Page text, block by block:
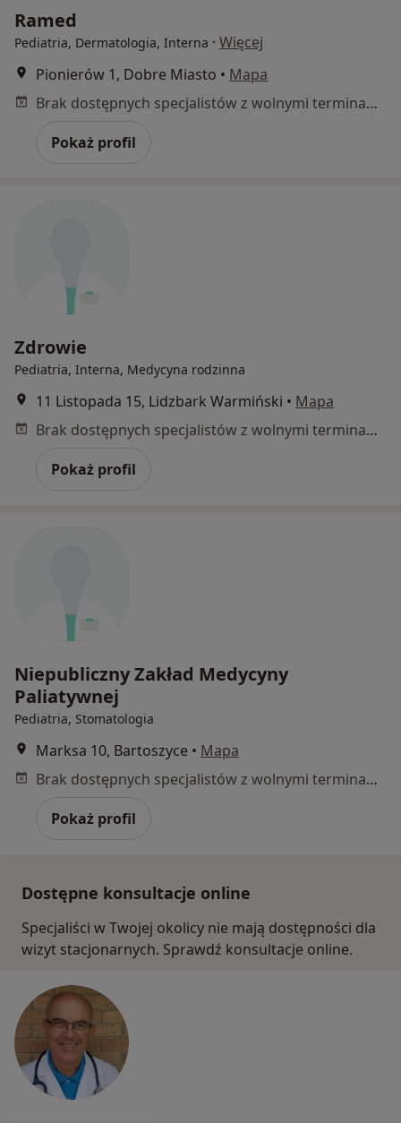
Ramed
Pediatria, Dermatologia, Interna · Więcej
Pionierów 1, Dobre Miasto • Mapa
Brak dostępnych specjalistów z wolnymi terminami w tym centrum medycznym.
Pokaż profil
Zdrowie
Pediatria, Interna, Medycyna rodzinna
11 Listopada 15, Lidzbark Warmiński • Mapa
Brak dostępnych specjalistów z wolnymi terminami w tym centrum medycznym.
Pokaż profil
Niepubliczny Zakład Medycyny
Paliatywnej
Pediatria, Stomatologia
Marksa 10, Bartoszyce • Mapa
Brak dostępnych specjalistów z wolnymi terminami w tym centrum medycznym.
Pokaż profil
Dostępne konsultacje online
Specjaliści w Twojej okolicy nie mają dostępności dla
wizyt stacjonarnych. Sprawdź konsultacje online.